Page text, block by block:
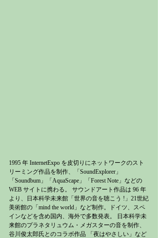
1995 年 InternetExpo を皮切りにネットワークのスト
リーミング作品を制作、「SoundExplorer」
「Soundbum」「AquaScape」「Forest Note」などの
WEB サイトに携わる。 サウンドアート作品は 96 年
より、日本科学未来館「世界の音を聴こう !」21世紀
美術館の「mind the world」など制作。ドイツ、スペ
インなどを含め国内、海外で多数発表。 日本科学未
来館のプラネタリュウム・メガスターの音を制作、
谷川俊太郎氏とのコラボ作品 「夜はやさしい」など